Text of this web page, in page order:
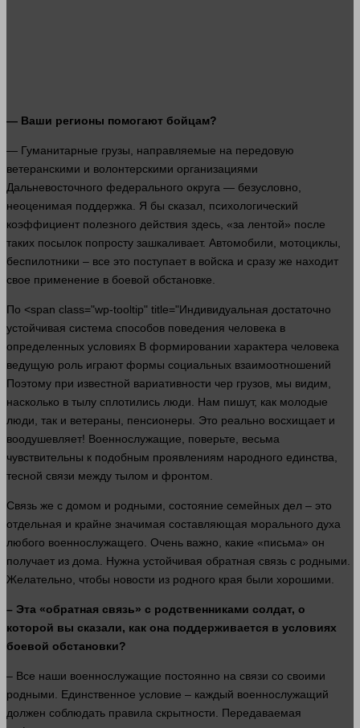
— Ваши регионы помогают бойцам?
— Гуманитарные грузы, направляемые на передовую
ветеранскими и волонтерскими организациями
Дальневосточного федерального округа — безусловно,
неоценимая поддержка. Я бы сказал , психологический
коэффициент полезного действия здесь , «за лентой» после
таких посылок попросту зашкаливает. Автомобили, мотоциклы,
беспилотники – все это поступает в войска и сразу же находит
свое применение в боевой обстановке.
По <span class="wp-tooltip" title="Индивидуальная достаточно
устойчивая система способов поведения человека в
определенных условиях В формировании характера человека
ведущую роль играют формы социальных взаимоотношений
Поэтому при известной вариативности чер грузов, мы видим,
насколько в тылу сплотились люди . Нам пишут, как молодые
люди , так и ветераны, пенсионеры. Это реально восхищает и
воодушевляет! Военнослужащие, поверьте, весьма
чувствительны к подобным проявлениям народного единства,
тесной связи между тылом и фронтом.
Связь же с домом и родными, состояние семейных дел – это
отдельная и крайне значимая составляющая морального духа
любого военнослужащего. Очень важно, какие «письма» он
получает из дома . Нужна устойчивая обратная связь с родными.
Желательно, чтобы новости из родного края были хорошими.
– Эта «обратная связь» с родственниками солдат, о
которой вы сказали, как она поддерживается в условиях
боевой обстановки?
– Все наши военнослужащие постоянно на связи со своими
родными. Единственное условие – каждый военнослужащий
должен соблюдать правила скрытности. Передаваемая